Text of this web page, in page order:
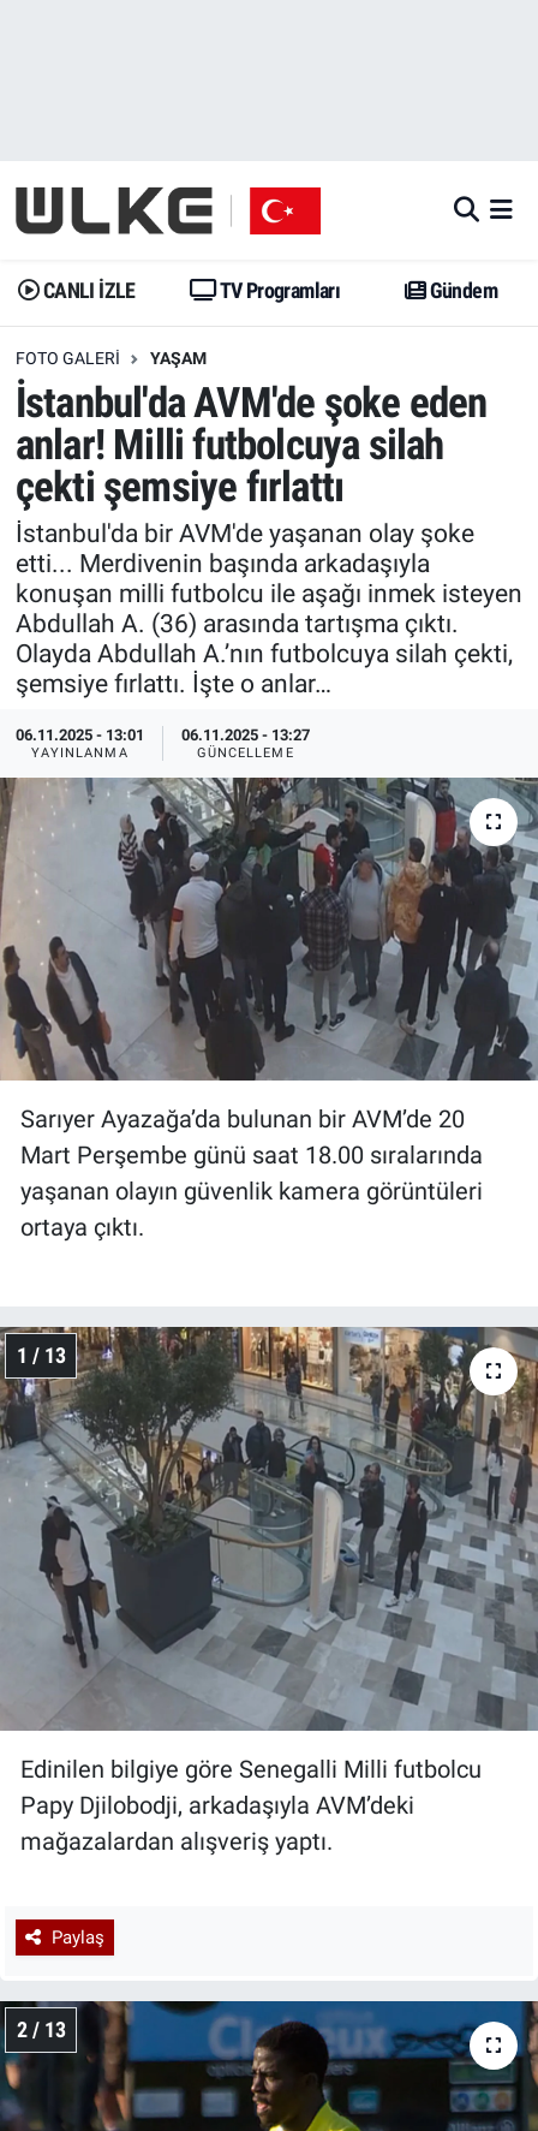
CANLI İZLE TV Programları Gündem
FOTO GALERI YAŞAM
İstanbul'da AVM'de şoke eden
anlar! Milli futbolcuya silah
çekti şemsiye fırlattı
İstanbul'da bir AVM'de yaşanan olay şoke
etti... Merdivenin başında arkadaşıyla
konuşan milli futbolcu ile aşağı inmek isteyen
Abdullah A. (36) arasında tartışma çıktı.
Olayda Abdullah A.’nın futbolcuya silah çekti,
şemsiye fırlattı. İşte o anlar…
06.11.2025 - 13:01
YAYINLANMA
06.11.2025 - 13:27
GÜNCELLEME
Sarıyer Ayazağa’da bulunan bir AVM’de 20
Mart Perşembe günü saat 18.00 sıralarında
yaşanan olayın güvenlik kamera görüntüleri
ortaya çıktı.
1 / 13
Edinilen bilgiye göre Senegalli Milli futbolcu
Papy Djilobodji, arkadaşıyla AVM’deki
mağazalardan alışveriş yaptı.
Paylaş
2 / 13
Gündem
Dünya
Erişim Bilgileri
Ekonomi
Trend
Özel Haberler
Yazarlar
Gündem
Trend
Erişim Bilgileri
Spor
Ekonomi
Dünya
Medya
Özel Haberler
Erişim Bilgileri
Sağlık
Teknoloji
Ramazan
İstanbul Namaz Vakitleri
Trafik Durumu
Erişim Bilgileri
Tüm Manşetler
Son Dakika Haberleri
Haber Arşivi